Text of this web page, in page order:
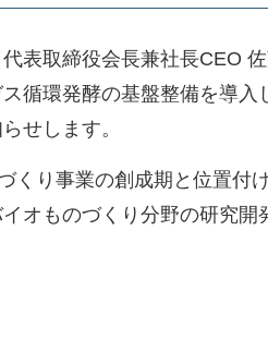
表取締役会長兼社長CEO
循環発酵の基盤整備を導
せします。
くり事業の創成期と位置
オものづくり分野の研究開